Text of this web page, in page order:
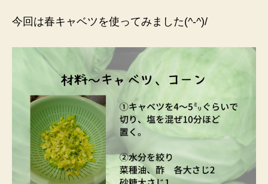
今回は春キャベツを使ってみました(^-^)/